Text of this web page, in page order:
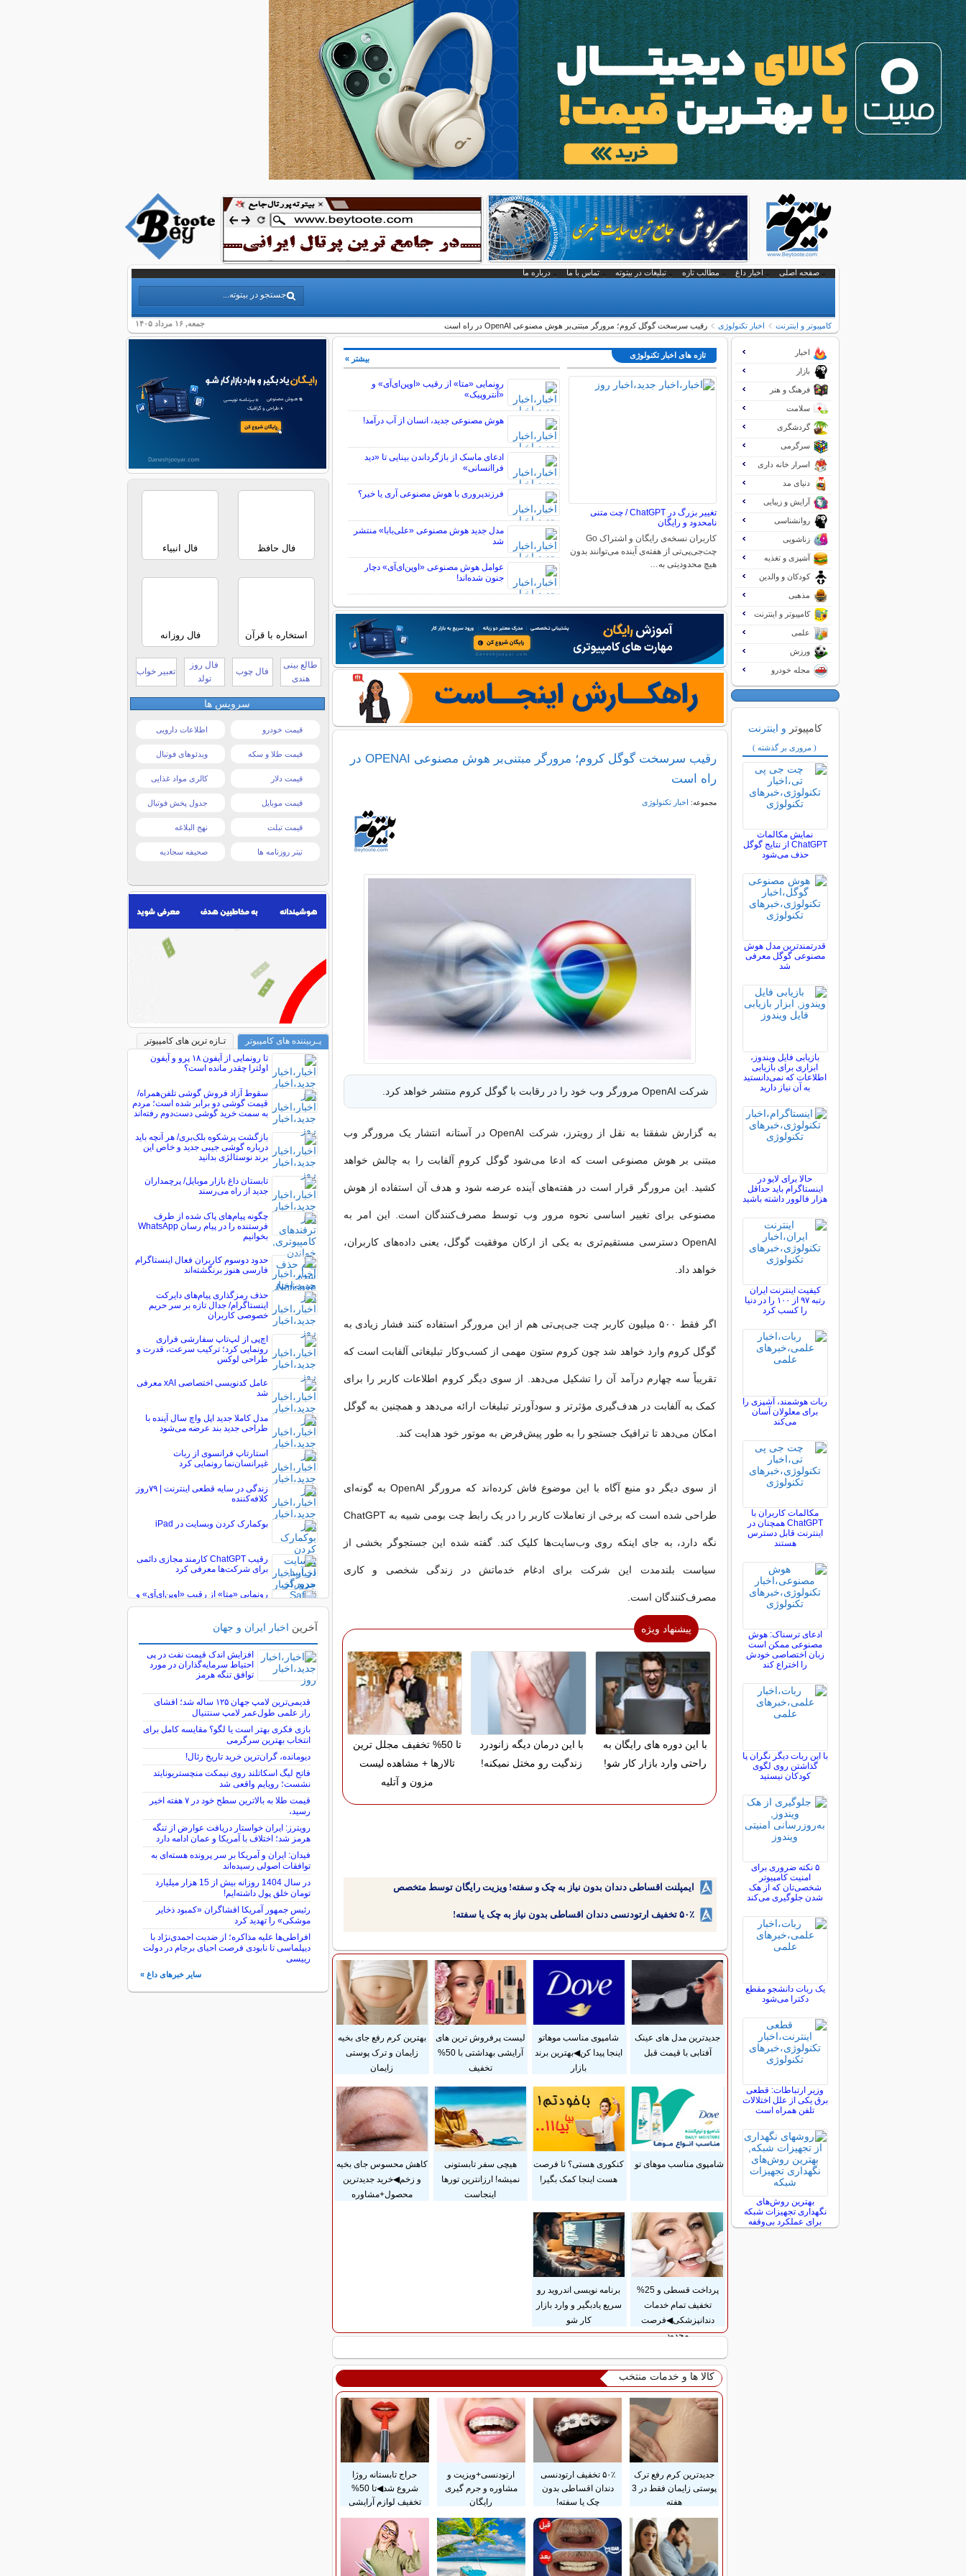
صفحه اصلی اخبار داغ مطالب تازه تبلیغات در بیتوته تماس با ما درباره ما
جمعه, ۱۶ مرداد ۱۴۰۵ کامپیوتر و اینترنت اخبار تکنولوژی رقیب سرسخت گوگل کروم؛ مرورگر مبتنی‌بر هوش مصنوعی OpenAI در راه است
تازه های اخبار تکنولوژی
تغییر بزرگ در ChatGPT / چت متنی
نامحدود و رایگان
کاربران نسخه‌ی رایگان و اشتراک Go
چت‌جی‌پی‌تی از هفته‌ی آینده می‌توانند بدون
هیچ محدودیتی به…
رونمایی «متا» از رقیب «اوپن‌ای‌آی» و
«آنتروپیک»
هوش مصنوعی جدید، انسان از آب درآمد!
ادعای ماسک از بازگرداندن بینایی تا «دید
فراانسانی»
فرزندپروری با هوش مصنوعی آری یا خیر؟
مدل جدید هوش مصنوعی «علی‌بابا» منتشر
شد
عوامل هوش مصنوعی «اوپن‌ای‌آی» دچار
جنون شده‌اند!
بیشتر »
رقیب سرسخت گوگل کروم؛ مرورگر مبتنی‌بر هوش مصنوعی OPENAI در
راه است
مجموعه: اخبار تکنولوژی
شرکت OpenAI مرورگر وب خود را در رقابت با گوگل کروم منتشر خواهد کرد.
به گزارش شفقنا به نقل از رویترز، شرکت OpenAI در آستانه انتشار یک مرورگر وب
مبتنی بر هوش مصنوعی است که ادعا می‌شود گوگل کرومِ آلفابت را به چالش خواهد
کشید. این مرورگر قرار است در هفته‌های آینده عرضه شود و هدف آن استفاده از هوش
مصنوعی برای تغییر اساسی نحوه مرور وب توسط مصرف‌کنندگان است. این امر به
OpenAI دسترسی مستقیم‌تری به یکی از ارکان موفقیت گوگل، یعنی داده‌های کاربران،
خواهد داد.
اگر فقط ۵۰۰ میلیون کاربر چت جی‌پی‌تی هم از این مرورگر استفاده کنند فشار زیادی به
گوگل کروم وارد خواهد شد چون کروم ستون مهمی از کسب‌وکار تبلیغاتی آلفابت است که
تقریباً سه چهارم درآمد آن را تشکیل می‌دهد. از سوی دیگر کروم اطلاعات کاربر را برای
کمک به آلفابت در هدف‌گیری مؤثرتر و سودآورتر تبلیغات ارائه می‌دهد و همچنین به گوگل
امکان می‌دهد تا ترافیک جستجو را به طور پیش‌فرض به موتور خود هدایت کند.
از سوی دیگر دو منبع آگاه با این موضوع فاش کرده‌اند که مرورگر OpenAI به گونه‌ای
طراحی شده است که برخی از تعاملات کاربر را در یک رابط چت بومی شبیه به ChatGPT
نگه دارد، به جای اینکه روی وب‌سایت‌ها کلیک کند. گفته شده این جستجوگر بخشی از
سیاست بلندمدت این شرکت برای ادغام خدماتش در زندگی شخصی و کاری
مصرف‌کنندگان است.
پیشنهاد ویژه
با این دوره های رایگان به
راحتی وارد بازار کار شو!
با این درمان دیگه زانودرد
زندگیت رو مختل نمیکنه!
تا 50% تخفیف مجلل ترین
تالارها + مشاهده لیست
مزون و آتلیه
ایمپلنت اقساطی دندان بدون نیاز به چک و سفته! ویزیت رایگان توسط متخصص
۵۰٪ تخفیف ارتودنسی دندان اقساطی بدون نیاز به چک یا سفته!
جدیدترین مدل های عینک
آفتابی با قیمت قبل
شامپوی مناسب موهاتو
اینجا پیدا کن◀بهترین برند
بازار
لیست پرفروش ترین های
آرایشی بهداشتی با 50%
تخفیف
بهترین کرم رفع جای بخیه
زایمان و ترک پوستی
زایمان
شامپوی مناسب موهای تو
کنکوری هستی؟ تا فرصت
هست اینجا کمک بگیر!
هیچی سفر تابستونی
نمیشه! ارزانترین تورها
اینجاست
کاهش محسوس جای بخیه
و زخم◀خرید جدیدترین
محصول+مشاوره
پرداخت قسطی و 25%
تخفیف تمام خدمات
دندانپزشکی◀فرصت
محدود
برنامه نویسی اندروید رو
سریع یادبگیر و وارد بازار
کار شو
کالا ها و خدمات منتخب
جدیدترین کرم رفع ترک
پوستی زایمان فقط در 3
هفته
۵۰٪ تخفیف ارتودنسی
دندان اقساطی بدون
چک یا سفته!
ارتودنسی+ویزیت و
مشاوره و جرم گیری
رایگان
حراج تابستانه روژا
شروع شد◀تا 50%
تخفیف لوازم آرایشی
اخبار
بازار
فرهنگ و هنر
سلامت
گردشگری
سرگرمی
اسرار خانه داری
دنیای مد
آرایش و زیبایی
روانشناسی
زناشویی
آشپزی و تغذیه
کودکان و والدین
مذهبی
کامپیوتر و اینترنت
علمی
ورزش
مجله خودرو
کامپیوتر و اینترنت
( مروری بر گذشته )
نمایش مکالمات
ChatGPT از نتایج گوگل
حذف می‌شود
قدرتمندترین مدل هوش
مصنوعی گوگل معرفی
شد
بازیابی فایل ویندوز،
ابزاری برای بازیابی
اطلاعات که نمی‌دانستید
به آن نیاز دارید
حالا برای لایو در
اینستاگرام باید حداقل
هزار فالوور داشته باشید
کیفیت اینترنت ایران
رتبه ۹۷ از ۱۰۰ را در دنیا
را کسب کرد
ربات هوشمند، آشپزی را
برای معلولان آسان
می‌کند
مکالمات کاربران با
ChatGPT همچنان در
اینترنت قابل دسترس
هستند
ادعای ترسناک: هوش
مصنوعی ممکن است
زبان اختصاصی خودش
را اختراع کند
با این ربات دیگر نگران پا
گذاشتن روی لگوی
کودکان نیستید
۵ نکته ضروری برای
امنیت کامپیوتر
شخصی‌تان که از هک
شدن جلوگیری می‌کند
یک ربات دانشجو مقطع
دکترا می‌شود
وزیر ارتباطات: قطعی
برق یکی از علل اختلالات
تلفن همراه است
بهترین روش‌های
نگهداری تجهیزات شبکه
برای عملکرد بی‌وقفه
فال حافظ فال انبیاء
استخاره با قرآن فال روزانه
طالع بینی
هندی
فال چوب
فال روز
تولد
تعبیر خواب
سرویس ها
قیمت خودرو اطلاعات دارویی
قیمت طلا و سکه ویدئوهای فوتبال
قیمت دلار کالری مواد غذایی
قیمت موبایل جدول پخش فوتبال
قیمت تبلت نهج البلاغه
تیتر روزنامه ها صحیفه سجادیه
پـربیننده های کامپیوتر
تـازه ترین های کامپیوتر
تا رونمایی از آیفون ۱۸ پرو و آیفون
اولترا چقدر مانده است؟
سقوط آزاد فروش گوشی تلفن‌همراه/
قیمت گوشی دو برابر شده است؛ مردم
به سمت خرید گوشی دست‌دوم رفته‌اند
بازگشت پرشکوه بلک‌بری/ هر آنچه باید
درباره گوشی جیبی جدید و خاص این
برند نوستالژی بدانید
تابستان داغ بازار موبایل/ پرچمداران
جدید از راه می‌رسند
چگونه پیام‌های پاک شده از طرف
فرستنده را در پیام رسان WhatsApp
بخوانیم
حدود دوسوم کاربران فعال اینستاگرام
فارسی هنوز برنگشته‌اند
حذف رمزگذاری پیام‌های دایرکت
اینستاگرام/ جدال تازه بر سر حریم
خصوصی کاربران
اچ‌پی از لپ‌تاپ سفارشی فراری
رونمایی کرد؛ ترکیب سرعت، قدرت و
طراحی لوکس
عامل کدنویسی اختصاصی xAI معرفی
شد
مدل کاملا جدید اپل واچ سال آینده با
طراحی جدید بند عرضه می‌شود
استارتاپ فرانسوی از ربات
غیرانسان‌نما رونمایی کرد
زندگی در سایه قطعی اینترنت | ۷۹‌روز
کلافه‌کننده
بوکمارک کردن وبسایت در iPad
رقیب ChatGPT کارمند مجازی دائمی
برای شرکت‌ها معرفی کرد
رونمایی «متا» از رقیب «اوپن‌ای‌آی» و
«آنتروپیک»
آخرین اخبار ایران و جهان
افزایش اندک قیمت نفت در پی
احتیاط سرمایه‌گذاران در مورد
توافق تنگه هرمز
قدیمی‌ترین لامپ جهان ۱۲۵ ساله شد؛ افشای
راز علمی طول‌عمر لامپ سنتنیال
بازی فکری بهتر است یا لگو؟ مقایسه کامل برای
انتخاب بهترین سرگرمی
دیومانده، گران‌ترین خرید تاریخ رئال!
فاتح لیگ اسکاتلند روی نیمکت منچستریونایتد
نشست؛ رویایم واقعی شد
قیمت طلا به بالاترین سطح خود در ۷ هفته اخیر
رسید،
رویترز: ایران خواستار دریافت عوارض از تنگه
هرمز شد؛ اختلاف با آمریکا و عمان ادامه دارد
فیدان: ایران و آمریکا بر سر پرونده هسته‌ای به
توافقات اصولی رسیده‌اند
در سال 1404 روزانه بیش از 15 هزار میلیارد
تومان خلق پول داشته‌ایم!
رئیس جمهور آمریکا افشاگران «کمبود ذخایر
موشکی» را تهدید کرد
افراطی‌ها علیه مذاکره؛ از ضدیت احمدی‌نژاد با
دیپلماسی تا نابودی فرصت احیای برجام در دولت
رییسی
سایر خبرهای داغ »